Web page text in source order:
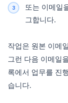
또는 이메일
그합니다.
작업은 원본 이메
그런 다음 이메일
록에서 업무를 진
습니다.